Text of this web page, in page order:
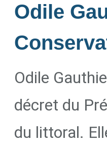
Odile
Odile
décret du
du littoral.